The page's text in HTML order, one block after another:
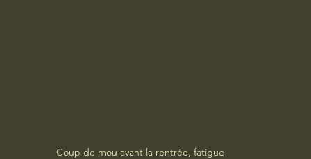
Coup de mou avant la rentrée, fatigue